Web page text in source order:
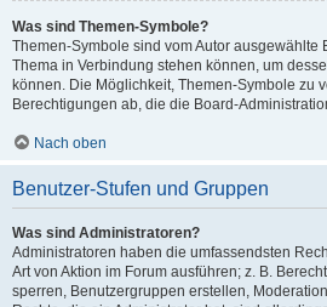
Was sind Themen-Symbole?
Themen-Symbole sind vom Autor ausgewählte
Thema in Verbindung stehen können, um
können. Die Möglichkeit, Themen-Symbole zu
Berechtigungen ab, die die Board-
Nach oben
Benutzer-Stufen und Gruppen
Was sind Administratoren?
Administratoren haben die umfassendsten
Art von Aktion im Forum ausführen; z. B.
sperren, Benutzergruppen erstellen,